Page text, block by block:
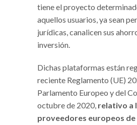
tiene el proyecto
aquellos usuarios, ya sean
jurídicas, canalicen sus
inversión.
Dichas plataformas están
reciente Reglamento (UE)
Parlamento Europeo y del
octubre de 2020, relativo a
proveedores europeos